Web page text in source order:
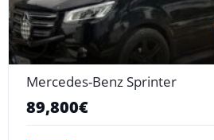
Mercedes-Benz Sprinter
89,800€